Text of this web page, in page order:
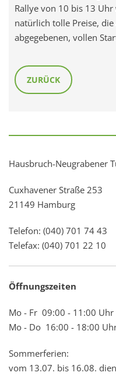
Rallye von 10 bis 13
natürlich tolle Preise,
abgegebenen, vollen
ZURÜCK
Hausbruch-Neugrabener
Cuxhavener Straße 253
21149 Hamburg
Telefon: (040) 701 74 43
Telefax: (040) 701 22 10
Öffnungszeiten
Mo - Fr 09:00 - 11:00 Uhr
Mo - Do 16:00 - 18:00
Sommerferien:
vom 13.07. bis 16.08.